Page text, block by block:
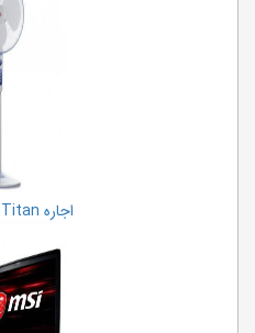
اجاره MSI GT83 Titan